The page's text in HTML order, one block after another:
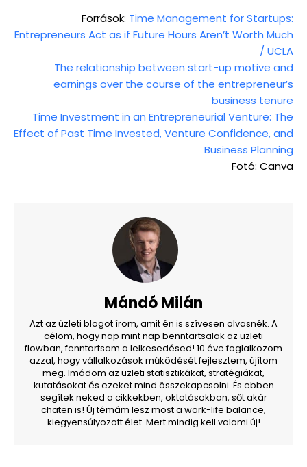
Források: Time Management for Startups:
Entrepreneurs Act as if Future Hours Aren’t Worth Much
/ UCLA
The relationship between start-up motive and
earnings over the course of the entrepreneur’s
business tenure
Time Investment in an Entrepreneurial Venture: The
Effect of Past Time Invested, Venture Confidence, and
Business Planning
Fotó: Canva
Mándó Milán
Azt az üzleti blogot írom, amit én is szívesen olvasnék. A
célom, hogy nap mint nap benntartsalak az üzleti
flowban, fenntartsam a lelkesedésed! 10 éve foglalkozom
azzal, hogy vállalkozások működését fejlesztem, újítom
meg. Imádom az üzleti statisztikákat, stratégiákat,
kutatásokat és ezeket mind összekapcsolni. És ebben
segítek neked a cikkekben, oktatásokban, sőt akár
chaten is! Új témám lesz most a work-life balance,
kiegyensúlyozott élet. Mert mindig kell valami új!